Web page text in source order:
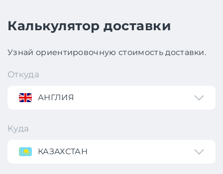
Калькулятор доставки
Узнай ориентировочную стоимость доставки.
Откуда
АНГЛИЯ
Куда
КАЗАХСТАН